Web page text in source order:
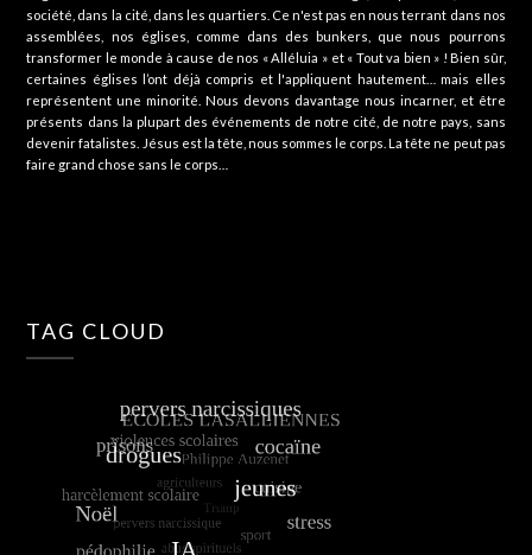
société, dans la cité, dans les quartiers. Ce n'est pas en nous terrant dans nos
assemblées, nos églises, comme dans des bunkers, que nous pourrons
transformer le monde à cause de nos « Alléluia » et « Tout va bien » ! Bien sûr,
certaines églises l’ont déjà compris et l'appliquent hautement… mais elles
représentent une minorité. Nous devons davantage nous incarner, et être
présents dans la plupart des événements de notre cité, de notre pays, sans
devenir fatalistes. Jésus est la tête, nous sommes le corps. La tête ne peut pas
faire grand chose sans le corps…
TAG CLOUD